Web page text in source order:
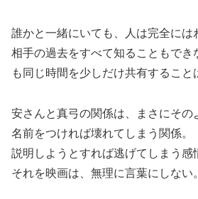
誰かと一緒にいても、人は完全には
相手の過去をすべて知ることもでき
も同じ時間を少しだけ共有すること
安さんと真弓の関係は、まさにその
名前をつければ壊れてしまう関係。
説明しようとすれば逃げてしまう感
それを映画は、無理に言葉にしない。